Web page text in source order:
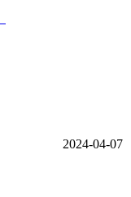
2024-04-07